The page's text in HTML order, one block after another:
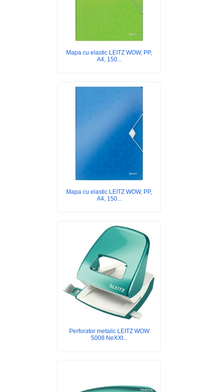
Mapa cu elastic LEITZ WOW, PP,
A4, 150...
Mapa cu elastic LEITZ WOW, PP,
A4, 150...
Perforator metalic LEITZ WOW
5008 NeXXt...